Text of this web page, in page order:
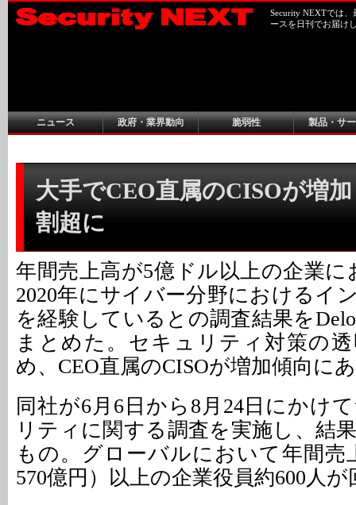
Security NEXTでは
ースを日刊でお届け
ニュース 政府・業界動向 脆弱性 製品・サ
大手でCEO直属のCISOが増
割超に
年間売上高が5億ドル以上の企業に
2020年にサイバー分野におけるイ
を経験しているとの調査結果を
まとめた。セキュリティ対策の
め、CEO直属のCISOが増加傾向に
同社が6月6日から8月24日にかけ
リティに関する調査を実施し、結
もの。グローバルにおいて年間売
570億円）以上の企業役員約600人